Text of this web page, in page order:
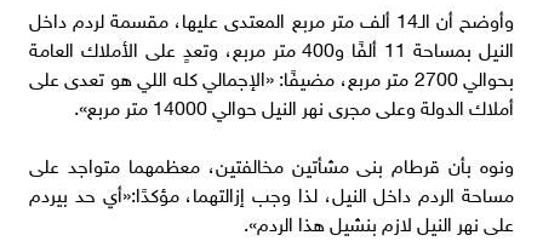
وأوضح أن الـ14 ألف متر مربع المعتدى عليها، مقسمة لردم داخل
النيل بمساحة 11 ألفًا و400 متر مربع، وتعدٍ على الأملاك العامة
بحوالي 2700 متر مربع، مضيفًا: «الإجمالي كله اللي هو تعدى على
أملاك الدولة وعلى مجرى نهر النيل حوالي 14000 متر مربع».
ونوه بأن قرطام بنى مشأتين مخالفتين، معظمهما متواجد على
مساحة الردم داخل النيل، لذا وجب إزالتهما، مؤكدًا:«أي حد بيردم
على نهر النيل لازم بنشيل هذا الردم».